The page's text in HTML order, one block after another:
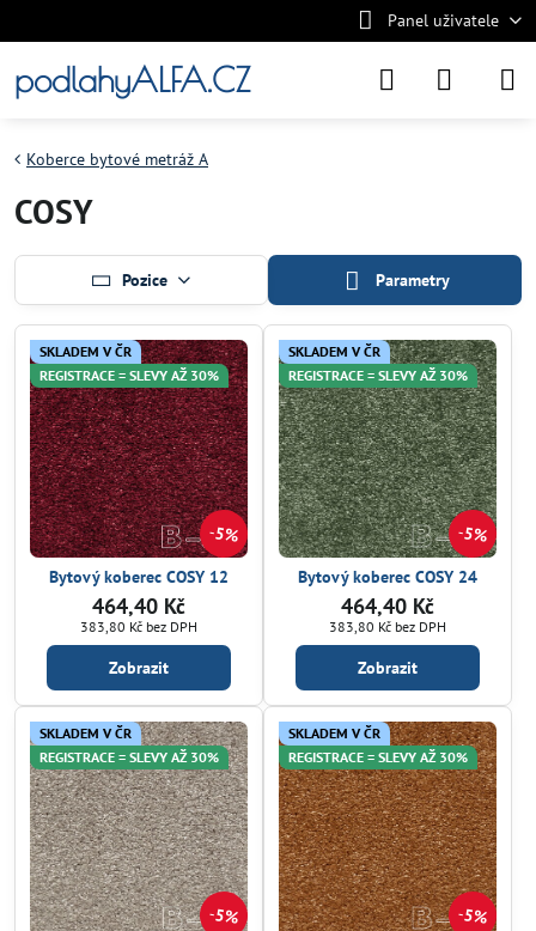
Panel uživatele
podlahyALFA.CZ
Koberce bytové metráž A
COSY
Pozice Parametry
5%
SKLADEM V ČR
REGISTRACE = SLEVY AŽ 30%
Bytový koberec COSY 12
464,40 Kč
383,80 Kč bez DPH
Zobrazit
5%
SKLADEM V ČR
REGISTRACE = SLEVY AŽ 30%
Bytový koberec COSY 24
464,40 Kč
383,80 Kč bez DPH
Zobrazit
5%
SKLADEM V ČR
REGISTRACE = SLEVY AŽ 30%
5%
SKLADEM V ČR
REGISTRACE = SLEVY AŽ 30%